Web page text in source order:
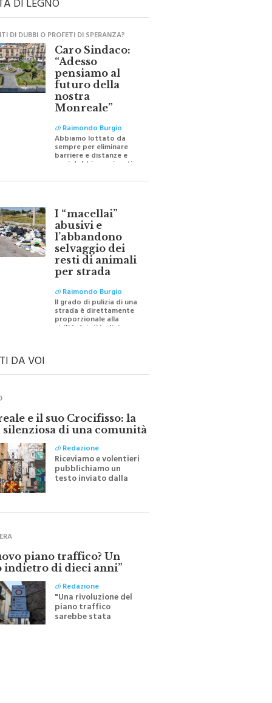
DI LEGNO
DI DUBBI O PROFETI DI SPERANZA?
Caro Sindaco:
“Adesso
pensiamo al
futuro della
nostra
Monreale”
diRaimondo Burgio
Abbiamo lottato da
sempre per eliminare
barriere e distanze e
per ricostruire certezze
I “macellai”
abusivi e
l’abbandono
selvaggio dei
resti di animali
per strada
diRaimondo Burgio
Il grado di pulizia di una
strada è direttamente
proporzionale alla
DA VOI
e il suo Crocifisso: la
silenziosa di una comunità
diRedazione
Riceviamo e volentieri
pubblichiamo un
testo inviato dalla
all'indomani della
piano traffico? Un
indietro di dieci anni”
diRedazione
"Una rivoluzione del
piano traffico
sarebbe stata